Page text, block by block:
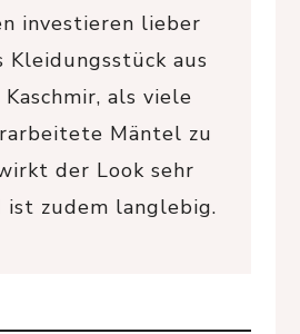
investieren lieber
Kleidungsstück aus
als viele
Mäntel zu
der Look sehr
zudem langlebig.